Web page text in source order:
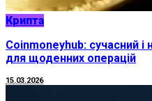
Крипта
Coinmoneyhub: сучасний і
для щоденних операцій
15.03.2026